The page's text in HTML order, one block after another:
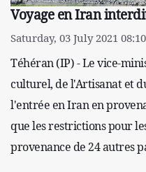
Voyage en Iran
Saturday, 03 July 2021 08:10
Téhéran (IP) - Le vice-
culturel, de l'Artisanat et
l'entrée en Iran en
que les restrictions pour
provenance de 24 autres